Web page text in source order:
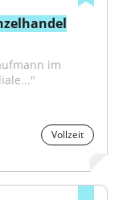
Vollzeit